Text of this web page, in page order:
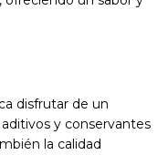
disfrutar de un
y conservantes
la calidad